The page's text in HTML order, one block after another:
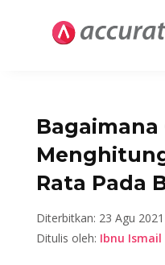
Bagaimana
Rata Pada
Diterbitkan: 23 Agu
Ditulis oleh: Ibnu Ismail